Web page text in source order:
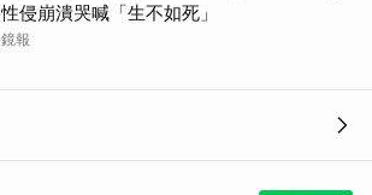
性侵崩潰哭喊「生不如死」
鏡報